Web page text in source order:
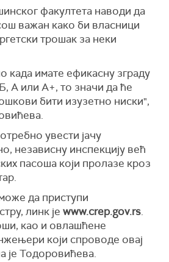
факултета наводи да
важан како би власници
трошак за неки
када имате ефикасну зграду
Б, А или А+, то значи да ће
бити изузетно ниски",
увести јачу
независну инспекцију већ
пасоша који пролазе кроз
да приступи
линк је www.crep.gov.rs.
као и овлашћене
који спроводе овај
је Тодоровићева.